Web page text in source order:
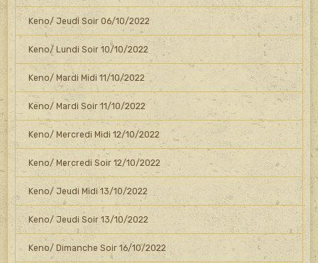
Keno/ Jeudi Soir 06/10/2022
Keno/ Lundi Soir 10/10/2022
Keno/ Mardi Midi 11/10/2022
Keno/ Mardi Soir 11/10/2022
Keno/ Mercredi Midi 12/10/2022
Keno/ Mercredi Soir 12/10/2022
Keno/ Jeudi Midi 13/10/2022
Keno/ Jeudi Soir 13/10/2022
Keno/ Dimanche Soir 16/10/2022